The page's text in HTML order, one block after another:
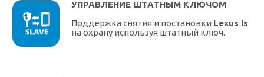
УПРАВЛЕНИЕ ШТАТНЫМ КЛЮЧОМ
Поддержка снятия и постановки Lexus Is
на охрану используя штатный ключ.